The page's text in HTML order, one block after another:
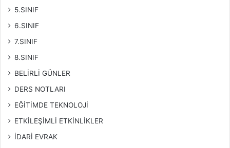
5.SINIF
6.SINIF
7.SINIF
8.SINIF
BELİRLİ GÜNLER
DERS NOTLARI
EĞİTİMDE TEKNOLOJİ
ETKİLEŞİMLİ ETKİNLİKLER
İDARİ EVRAK